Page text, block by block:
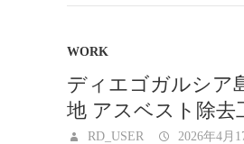
WORK
ディエゴガルシア
地 アスベスト除去
RD_USER 2026年4月